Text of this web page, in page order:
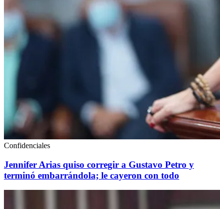
Confidenciales
Jennifer Arias quiso corregir a Gustavo Petro y
terminó embarrándola; le cayeron con todo